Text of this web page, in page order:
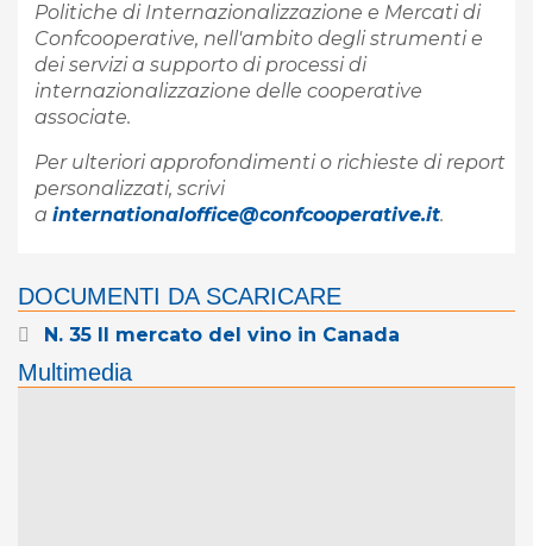
Politiche di Internazionalizzazione e Mercati di
Confcooperative, nell'ambito degli strumenti e
dei servizi a supporto di processi di
internazionalizzazione delle cooperative
associate.
Per ulteriori approfondimenti o richieste di report
personalizzati, scrivi
a internationaloffice@confcooperative.it.
DOCUMENTI DA SCARICARE
N. 35 Il mercato del vino in Canada
Multimedia